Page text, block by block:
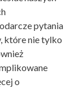
pytania
które nie tylko
o